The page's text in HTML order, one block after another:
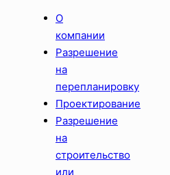
О
компании
Разрешение
на
перепланировку
Проектирование
Разрешение
на
строительство
или